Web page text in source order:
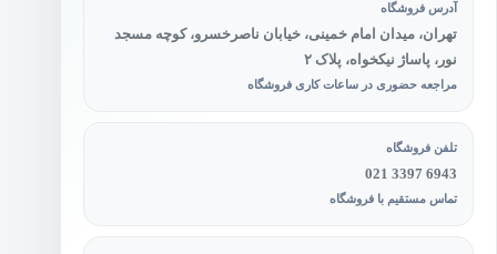
آدرس فروشگاه
تهران، میدان امام خمینی، خیابان ناصرخسرو، کوچه مسجد
نور، پاساژ نیکخواه، پلاک ۲
مراجعه حضوری در ساعات کاری فروشگاه
تلفن فروشگاه
021 3397 6943
تماس مستقیم با فروشگاه